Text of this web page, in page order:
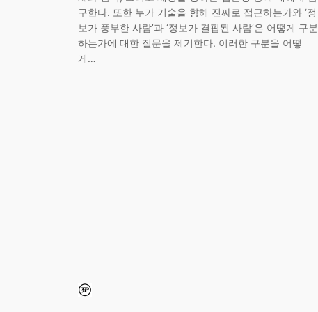
구한다. 또한 누가 기술을 향해 진짜로 접근하는가와 ‘정
보가 풍부한 사람’과 ‘정보가 결핍된 사람’은 어떻게 구분
하는가에 대한 질문을 제기한다. 이러한 구분을 어떻
게…